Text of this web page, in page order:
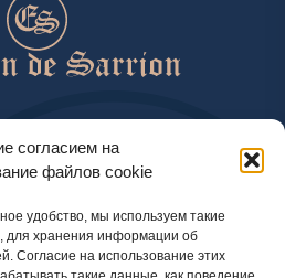
согласием на
файлов cookie
удобство, мы используем такие
для хранения информации об
Согласие на использование этих
(GMT+2) по будням
оплаты